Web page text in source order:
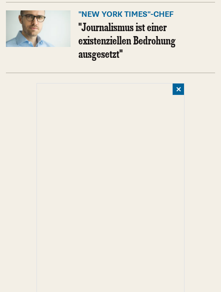
"NEW YORK TIMES"-CHEF
"Journalismus ist einer
existenziellen Bedrohung
ausgesetzt"
✕